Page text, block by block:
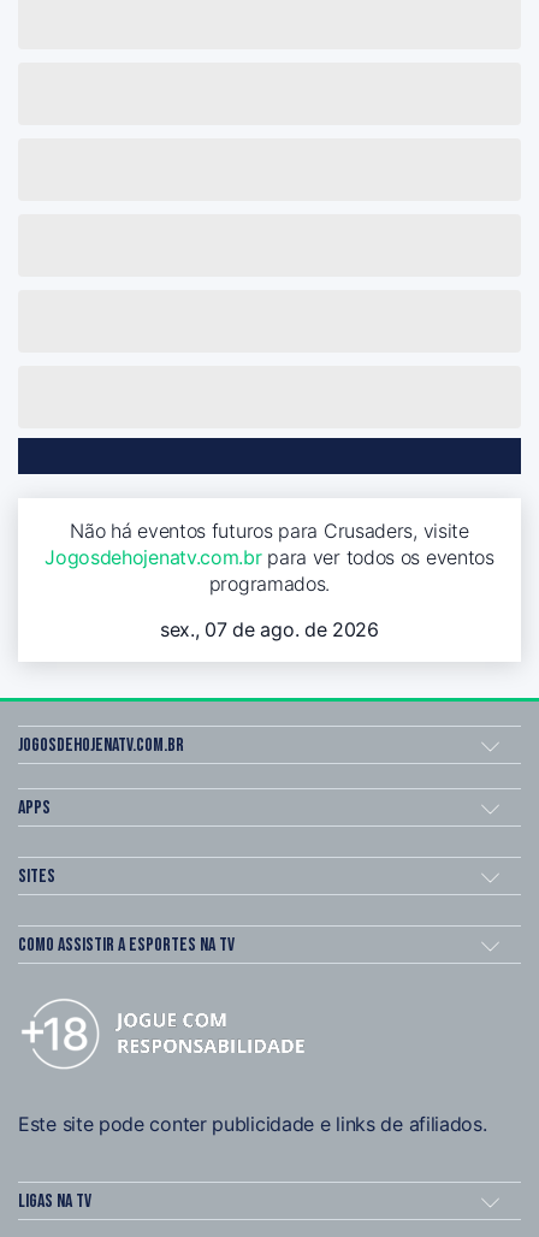
Não há eventos futuros para Crusaders, visite
Jogosdehojenatv.com.brpara ver todos os eventos
programados.
sex., 07 de ago. de 2026
Jogosdehojenatv.com.br
Apps
Sites
Como assistir a esportes na TV
Este site pode conter publicidade e links de afiliados.
Ligas na TV